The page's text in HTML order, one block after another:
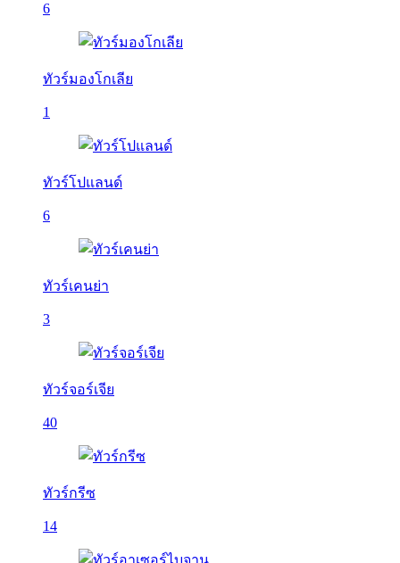
6
ทัวร์มองโกเลีย
1
ทัวร์โปแลนด์
6
ทัวร์เคนย่า
3
ทัวร์จอร์เจีย
40
ทัวร์กรีซ
14